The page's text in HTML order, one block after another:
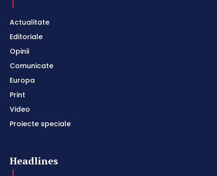
Actualitate
Editoriale
Opinii
Comunicate
Europa
Print
Video
Proiecte speciale
Headlines